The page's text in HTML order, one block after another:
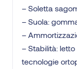
– Soletta
– Suola:
–
– Stabilità:
tecnologie